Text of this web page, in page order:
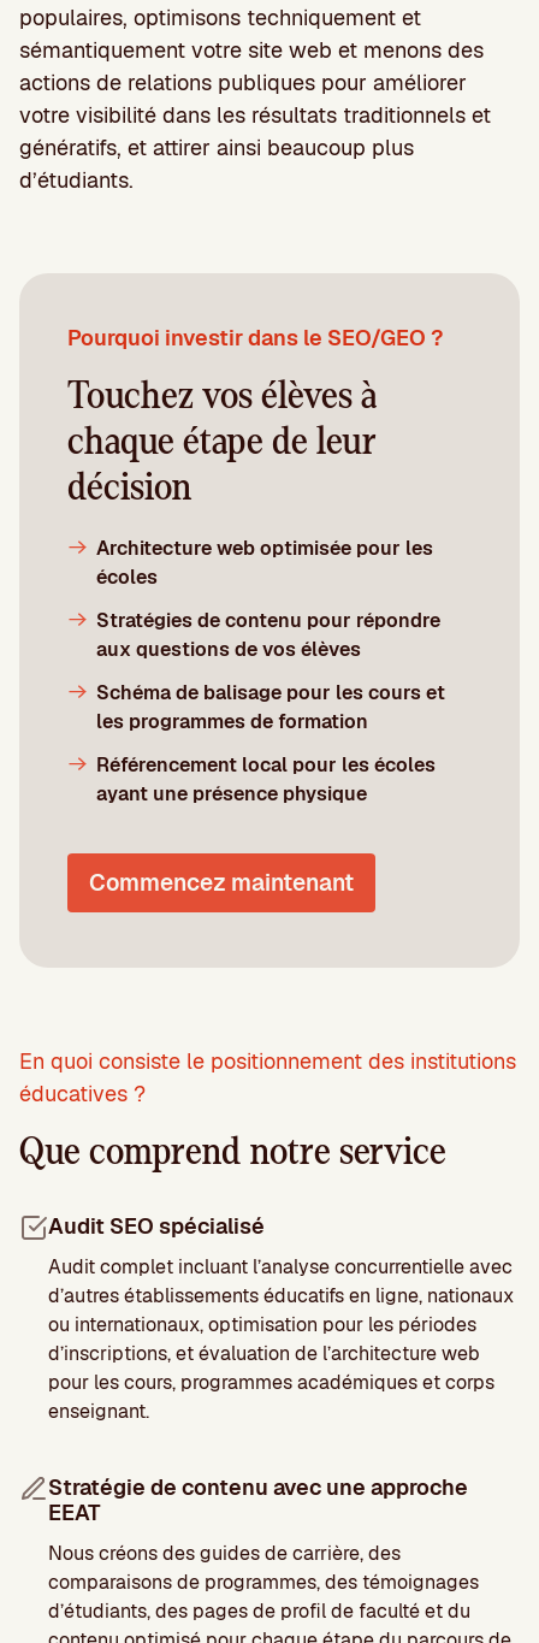
populaires, optimisons techniquement et
sémantiquement votre site web et menons des
actions de relations publiques pour améliorer
votre visibilité dans les résultats traditionnels et
génératifs, et attirer ainsi beaucoup plus
d’étudiants.
Pourquoi investir dans le SEO/GEO ?
Touchez vos élèves à
chaque étape de leur
décision
Architecture web optimisée pour les
écoles
Stratégies de contenu pour répondre
aux questions de vos élèves
Schéma de balisage pour les cours et
les programmes de formation
Référencement local pour les écoles
ayant une présence physique
Commencez maintenant
En quoi consiste le positionnement des institutions
éducatives ?
Que comprend notre service
Audit SEO spécialisé
Audit complet incluant l’analyse concurrentielle avec
d’autres établissements éducatifs en ligne, nationaux
ou internationaux, optimisation pour les périodes
d’inscriptions, et évaluation de l’architecture web
pour les cours, programmes académiques et corps
enseignant.
Stratégie de contenu avec une approche
EEAT
Nous créons des guides de carrière, des
comparaisons de programmes, des témoignages
d’étudiants, des pages de profil de faculté et du